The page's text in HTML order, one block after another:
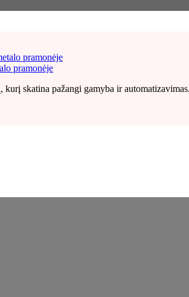
pramonėje
kurį skatina pažangi gamyba ir